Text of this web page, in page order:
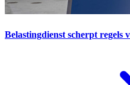
Belastingdienst scherpt regels